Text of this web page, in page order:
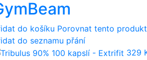
do košíku Porovnat tento produkt
do seznamu přání
329